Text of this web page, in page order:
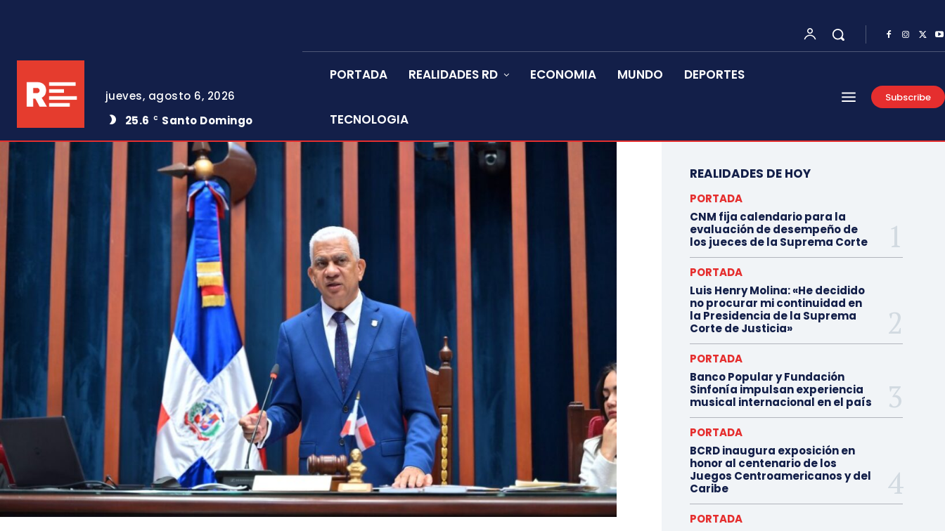
jueves, agosto 6, 2026
25.6
C Santo Domingo
PORTADA REALIDADES RD ECONOMIA MUNDO DEPORTES
TECNOLOGIA
Subscribe
REALIDADES DE HOY
PORTADA
CNM fija calendario para la
evaluación de desempeño de
los jueces de la Suprema Corte
PORTADA
Luis Henry Molina: «He decidido
no procurar mi continuidad en
la Presidencia de la Suprema
Corte de Justicia»
PORTADA
Banco Popular y Fundación
Sinfonía impulsan experiencia
musical internacional en el país
PORTADA
BCRD inaugura exposición en
honor al centenario de los
Juegos Centroamericanos y del
Caribe
PORTADA